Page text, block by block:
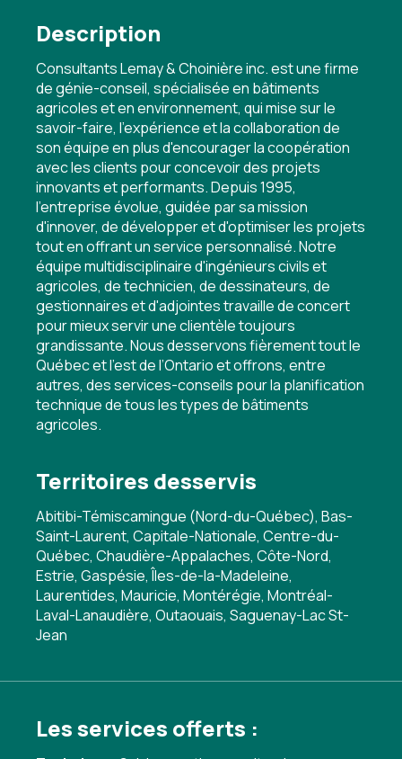
Description
Consultants Lemay & Choinière inc. est une firme
de génie-conseil, spécialisée en bâtiments
agricoles et en environnement, qui mise sur le
savoir-faire, l'expérience et la collaboration de
son équipe en plus d'encourager la coopération
avec les clients pour concevoir des projets
innovants et performants. Depuis 1995,
l'entreprise évolue, guidée par sa mission
d'innover, de développer et d'optimiser les projets
tout en offrant un service personnalisé. Notre
équipe multidisciplinaire d'ingénieurs civils et
agricoles, de technicien, de dessinateurs, de
gestionnaires et d'adjointes travaille de concert
pour mieux servir une clientèle toujours
grandissante. Nous desservons fièrement tout le
Québec et l’est de l’Ontario et offrons, entre
autres, des services-conseils pour la planification
technique de tous les types de bâtiments
agricoles.
Territoires desservis
Abitibi-Témiscamingue (Nord-du-Québec), Bas-
Saint-Laurent, Capitale-Nationale, Centre-du-
Québec, Chaudière-Appalaches, Côte-Nord,
Estrie, Gaspésie, Îles-de-la-Madeleine,
Laurentides, Mauricie, Montérégie, Montréal-
Laval-Lanaudière, Outaouais, Saguenay-Lac St-
Jean
Les services offerts :